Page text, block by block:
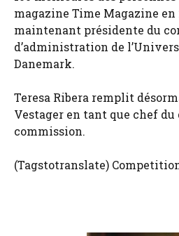
magazine Time Magazine en
maintenant présidente du
d’administration de
Danemark.
Teresa Ribera remplit
Vestager en tant que chef du
commission.
(Tagstotranslate)